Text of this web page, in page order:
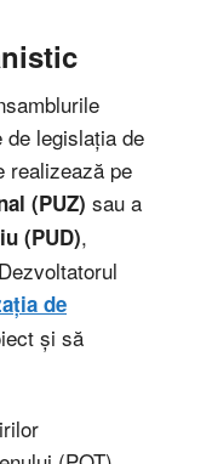
de legislația de
realizează pe
(PUZ) sau a
(PUD),
de
și să